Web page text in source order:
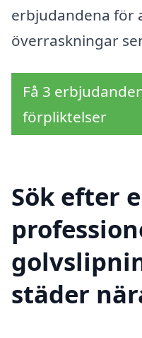
erbjudandena för
överraskningar
Få 3
förpliktelser
Sök efter
städer